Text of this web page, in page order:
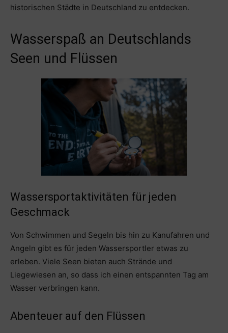
historischen Städte in Deutschland zu entdecken.
Wasserspaß an Deutschlands
Seen und Flüssen
Wassersportaktivitäten für jeden
Geschmack
Von Schwimmen und Segeln bis hin zu Kanufahren und
Angeln gibt es für jeden Wassersportler etwas zu
erleben. Viele Seen bieten auch Strände und
Liegewiesen an, so dass ich einen entspannten Tag am
Wasser verbringen kann.
Abenteuer auf den Flüssen